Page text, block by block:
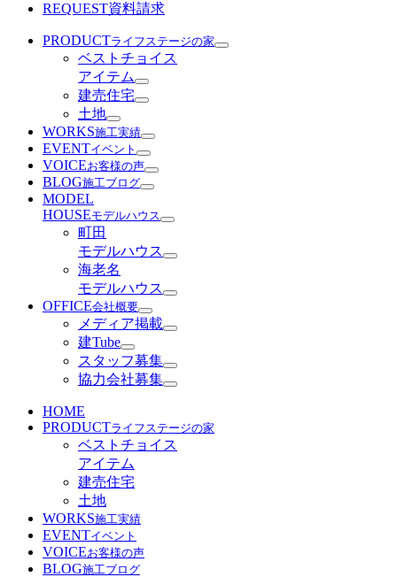
REQUEST資料請求
PRODUCTライフステージの家
ベストチョイス
アイテム
建売住宅
土地
WORKS施工実績
EVENTイベント
VOICEお客様の声
BLOG施工ブログ
MODEL
HOUSEモデルハウス
町田
モデルハウス
海老名
モデルハウス
OFFICE会社概要
メディア掲載
建Tube
スタッフ募集
協力会社募集
HOME
PRODUCTライフステージの家
ベストチョイス
アイテム
建売住宅
土地
WORKS施工実績
EVENTイベント
VOICEお客様の声
BLOG施工ブログ